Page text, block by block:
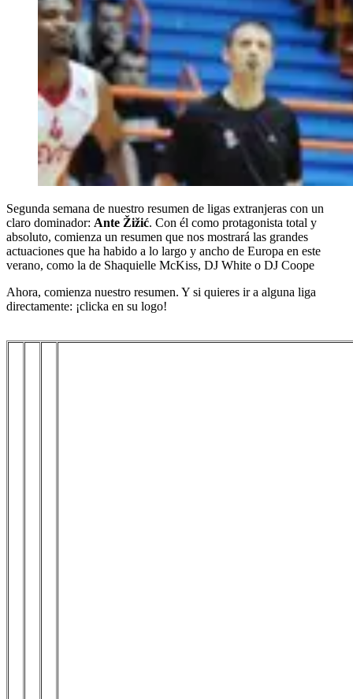
Segunda semana de nuestro resumen de ligas extranjeras con un
claro dominador: Ante Žižić. Con él como protagonista total y
absoluto, comienza un resumen que nos mostrará las grandes
actuaciones que ha habido a lo largo y ancho de Europa en este
verano, como la de Shaquielle McKiss, DJ White o DJ Coope
Ahora, comienza nuestro resumen. Y si quieres ir a alguna liga
directamente: ¡clicka en su logo!